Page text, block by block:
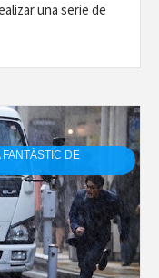
una serie de
DE